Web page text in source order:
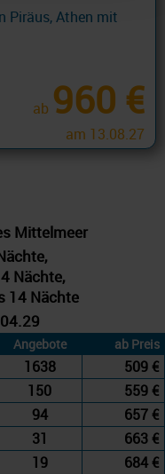
Piräus, Athen mit
ab 960 €
am 13.08.27
Mittelmeer
Nächte,
14 Nächte
Angebote ab Preis
1638
509 €
150
559 €
94
657 €
31
663 €
19
684 €